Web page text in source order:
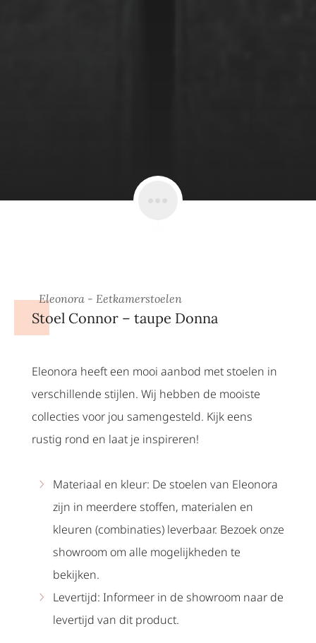
Eleonora - Eetkamerstoelen
Stoel Connor – taupe Donna
Eleonora heeft een mooi aanbod met stoelen in
verschillende stijlen. Wij hebben de mooiste
collecties voor jou samengesteld. Kijk eens
rustig rond en laat je inspireren!
Materiaal en kleur: De stoelen van Eleonora
zijn in meerdere stoffen, materialen en
kleuren (combinaties) leverbaar. Bezoek onze
showroom om alle mogelijkheden te
bekijken.
Levertijd: Informeer in de showroom naar de
levertijd van dit product.